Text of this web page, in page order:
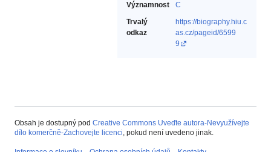
Významnost
C
Trvalý
odkaz
https://biography.hiu.c
as.cz/pageid/6599
9
Obsah je dostupný pod Creative Commons Uveďte autora-Nevyužívejte
dílo komerčně-Zachovejte licenci, pokud není uvedeno jinak.